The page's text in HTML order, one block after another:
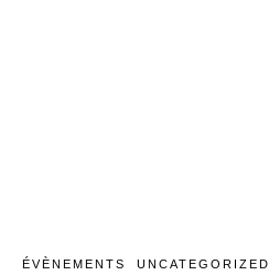
ÉVÈNEMENTS UNCATEGORIZED